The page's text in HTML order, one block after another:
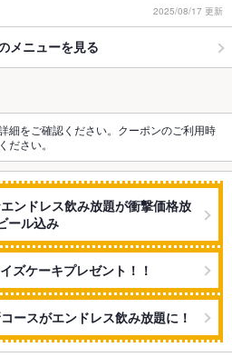
2025/08/17 更新
メニューを見る
細をご確認ください。クーポンのご利用時
さい。
ンドレス飲み放題が衝撃価格放
ール込み
ズケーキプレゼント！！
ースがエンドレス飲み放題に！